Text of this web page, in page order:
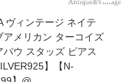
ヴィンテージ ネイテ
アメリカン ターコイズ
パウ スタッズ ピアス
】【N-